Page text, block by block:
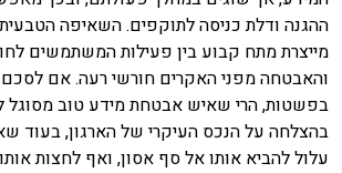
ההגנה ודלת כניסה לתוקפים. השאיפה
מייצרת מתח קבוע בין פעילות המשתמשים
והאבטחה מפני האקרים חורשי רעה. אם
בפשטות, הרי שאיש אבטחת מידע טוב מסוגל
בהצלחה על הנכס העיקרי של הארגון, בעוד
עלול להביא אותו אל סף אסון, ואף לחצות